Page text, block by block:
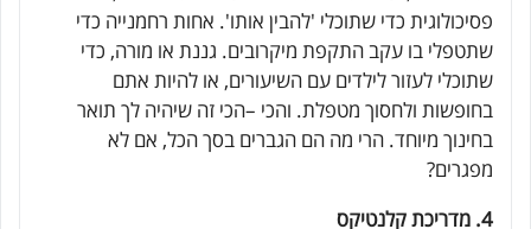
פסיכולוגית כדי שתוכלי 'להבין אותו'. אחות רחמנייה כדי
שתטפלי בו עקב התקפת מיקרובים. גננת או מורה, כדי
שתוכלי לעזור לילדים עם השיעורים, או להיות אתם
בחופשות ולחסוך מטפלת. והכי –הכי זה שיהיה לך תואר
בחינוך מיוחד. הרי מה הם הגברים בסך הכל, אם לא
מפגרים?
4. מדריכת קלנטיקס